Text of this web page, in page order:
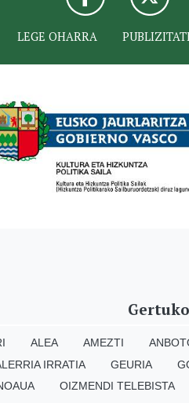
LEGE OHARRA
ALEA AMEZTI
IRRATIA GEURIA
OIZMENDI TELEBISTA